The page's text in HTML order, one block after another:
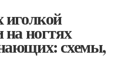
иголкой
ногтях
схемы,